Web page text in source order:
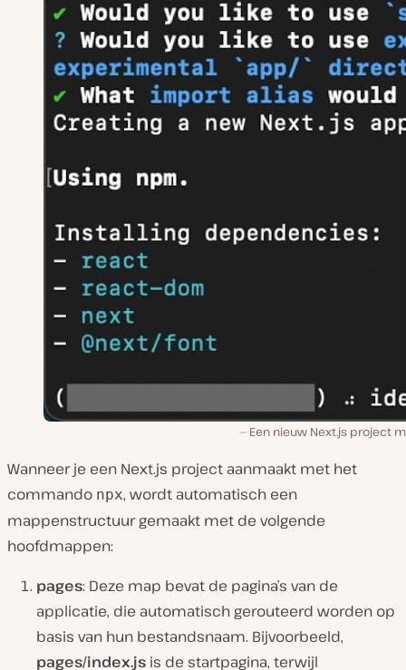
Een nieuw Next.js project
Wanneer je een Next.js project aanmaakt met het
commando npx, wordt automatisch een
mappenstructuur gemaakt met de volgende
hoofdmappen:
pages: Deze map bevat de pagina’s van de
applicatie, die automatisch gerouteerd worden op
basis van hun bestandsnaam. Bijvoorbeeld,
pages/index.js is de startpagina, terwijl